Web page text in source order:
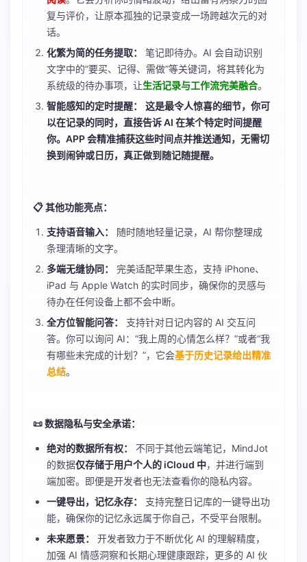
复与评价，让原本孤独的记录变成一场跨越次元的对
话。
化繁为简的任务提取：
笔记即待办。AI 会自动识别
文字中的“要买、记得、需做”等关键词，将其转化为
系统级的待办事项，让生活记录与工作流完美融合。
智能感知的定时提醒：
这是最令人惊喜的细节，你可
以在记录的同时，直接告诉 AI 在某个特定时间提醒
你。APP 会精准捕获这些时间点并推送通知，无需切
换到闹钟或日历，真正做到随记随提醒。
📋 其他功能亮点：
支持语音输入：
随时随地轻量记录，AI 帮你整理成
条理清晰的文字。
多端无缝协同：
完美适配苹果生态，支持 iPhone、
iPad 与 Apple Watch 的实时同步，确保你的灵感与
待办在任何设备上都不会中断。
全方位智能问答：
支持针对日记内容的 AI 交互问
答。你可以询问 AI：“我上周的心情怎么样？”或者“我
有哪些未完成的计划？”，它会基于历史记录给出精准
总结。
📜 数据隐私与安全承诺：
绝对的数据所有权：
不同于其他云端笔记，MindJot
的数据仅存储于用户个人的 iCloud 中，并进行端到
端加密。即便是开发者也无法查看你的隐私内容。
一键导出，记忆永存：
支持完整日记库的一键导出功
能，确保你的记忆永远属于你自己，不受平台限制。
未来愿景：
开发者致力于不断优化 AI 的理解精度，
加强 AI 情感洞察和长期心理健康跟踪，更多的 AI 伙